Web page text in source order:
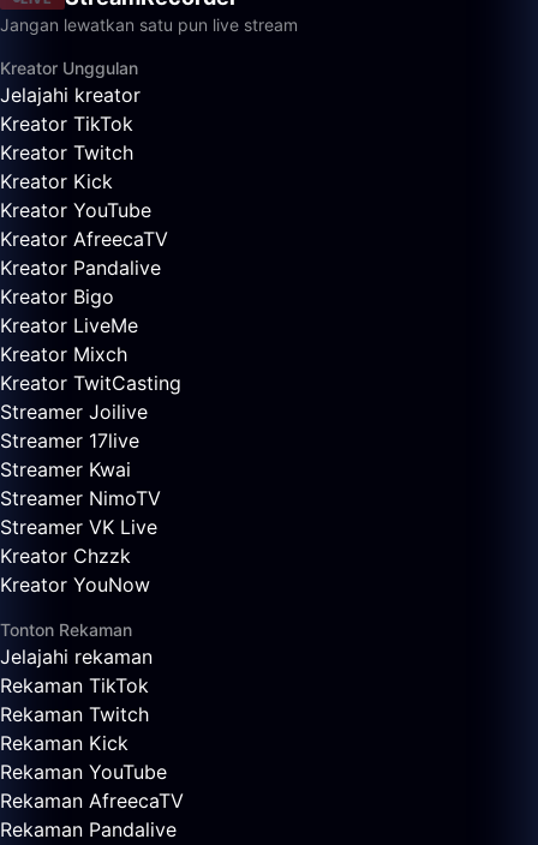
Jangan lewatkan satu pun live stream
Kreator Unggulan
Jelajahi kreator
Kreator TikTok
Kreator Twitch
Kreator Kick
Kreator YouTube
Kreator AfreecaTV
Kreator Pandalive
Kreator Bigo
Kreator LiveMe
Kreator Mixch
Kreator TwitCasting
Streamer Joilive
Streamer 17live
Streamer Kwai
Streamer NimoTV
Streamer VK Live
Kreator Chzzk
Kreator YouNow
Tonton Rekaman
Jelajahi rekaman
Rekaman TikTok
Rekaman Twitch
Rekaman Kick
Rekaman YouTube
Rekaman AfreecaTV
Rekaman Pandalive